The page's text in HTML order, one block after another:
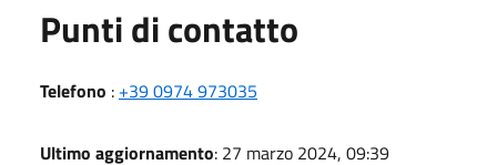
Punti di contatto
Telefono : +39 0974 973035
Ultimo aggiornamento: 27 marzo 2024, 09:39